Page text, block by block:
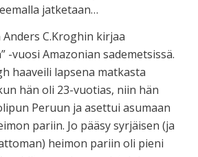
jatketaan…
C.Kroghin kirjaa
-vuosi Amazonian sademetsissä.
haaveili lapsena matkasta
hän oli 23-vuotias, niin hän
Peruun ja asettui asumaan
pariin. Jo pääsy syrjäisen (ja
heimon pariin oli pieni